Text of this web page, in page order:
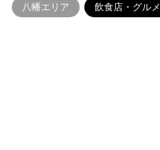
八幡エリア 飲食店・グルメ